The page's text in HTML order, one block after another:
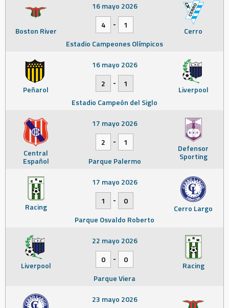
Boston River Cerro
16 mayo 2026
4
-
1
Estadio Campeones Olímpicos
Peñarol Liverpool
16 mayo 2026
2
-
1
Estadio Campeón del Siglo
Central
Español
Defensor
Sporting
17 mayo 2026
2
-
1
Parque Palermo
Racing Cerro Largo
17 mayo 2026
1
-
0
Parque Osvaldo Roberto
Liverpool Racing
22 mayo 2026
0
-
0
Parque Viera
23 mayo 2026